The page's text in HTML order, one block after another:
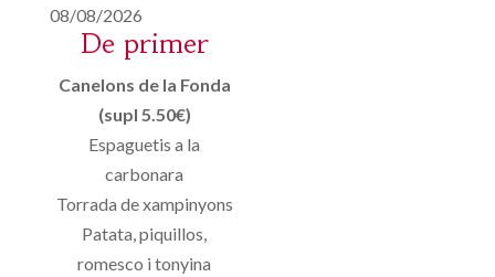
08/08/2026
De primer
Canelons de la Fonda
(supl 5.50€)
Espaguetis a la
carbonara
Torrada de xampinyons
Patata, piquillos,
romesco i tonyina